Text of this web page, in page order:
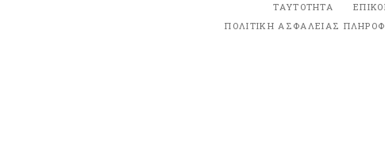
ΤΑΥΤΟΤΗΤΑ
ΠΟΛΙΤΙΚΗ ΑΣΦΑΛΕΙΑΣ